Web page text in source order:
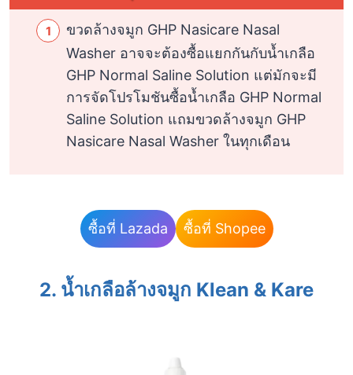
ขวดล้างจมูก GHP Nasicare Nasal
Washer อาจจะต้องซื้อแยกกันกับน้ำเกลือ
GHP Normal Saline Solution แต่มักจะมี
การจัดโปรโมชันซื้อน้ำเกลือ GHP Normal
Saline Solution แถมขวดล้างจมูก GHP
Nasicare Nasal Washer ในทุกเดือน
ซื้อที่ Lazada ซื้อที่ Shopee
2. น้ำเกลือล้างจมูก Klean & Kare